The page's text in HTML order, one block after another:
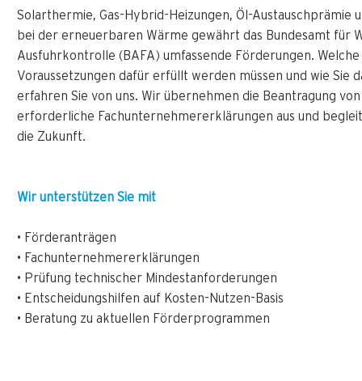
Solarthermie, Gas-Hybrid-Heizungen, Öl-Austauschprämie
bei der erneuerbaren Wärme gewährt das Bundesamt für
Ausfuhrkontrolle (BAFA) umfassende Förderungen.
Voraussetzungen dafür erfüllt werden müssen und wie Sie
erfahren Sie von uns. Wir übernehmen die Beantragung
erforderliche Fachunternehmererklärungen aus und
die Zukunft.
Wir unterstützen Sie mit
• Förderanträgen
• Fachunternehmererklärungen
• Prüfung technischer Mindestanforderungen
• Entscheidungshilfen auf Kosten-Nutzen-Basis
• Beratung zu aktuellen Förderprogrammen